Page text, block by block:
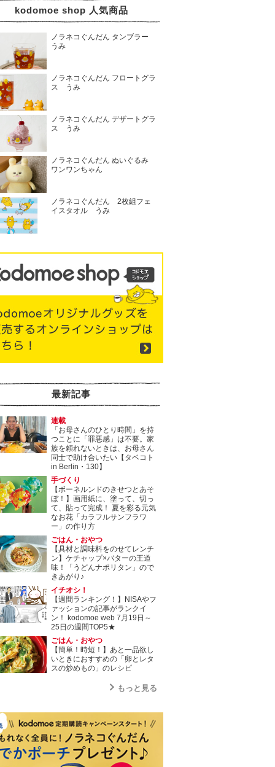
kodomoe shop 人気商品
ノラネコぐんだん タンブラー
うみ
ノラネコぐんだん フロートグラ
ス うみ
ノラネコぐんだん デザートグラ
ス うみ
ノラネコぐんだん ぬいぐるみ
ワンワンちゃん
ノラネコぐんだん 2枚組フェ
イスタオル うみ
最新記事
連載
「お母さんのひとり時間」を持
つことに「罪悪感」は不要。家
族を頼れないときは、お母さん
同士で助け合いたい【タベコト
in Berlin・130】
手づくり
【ボーネルンドのきせつとあそ
ぼ！】画用紙に、塗って、切っ
て、貼って完成！ 夏を彩る元気
なお花「カラフルサンフラワ
ー」の作り方
ごはん・おやつ
【具材と調味料をのせてレンチ
ン】ケチャップ×バターの王道
味！「うどんナポリタン」ので
きあがり♪
イチオシ！
【週間ランキング！】NISAやフ
ァッションの記事がランクイ
ン！ kodomoe web 7月19日～
25日の週間TOP5★
ごはん・おやつ
【簡単！時短！】あと一品欲し
いときにおすすめの「卵とレタ
スの炒めもの」のレシピ
もっと見る